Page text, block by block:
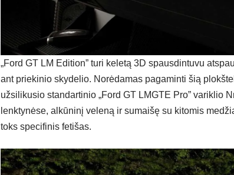
„Ford GT LM Edition” turi keletą 3D spausdintuvu
ant priekinio skydelio. Norėdamas pagaminti šią
užsilikusio standartinio „Ford GT LMGTE Pro” variklio
lenktynėse, alkūninį veleną ir sumaišę su kitomis
toks specifinis fetišas.